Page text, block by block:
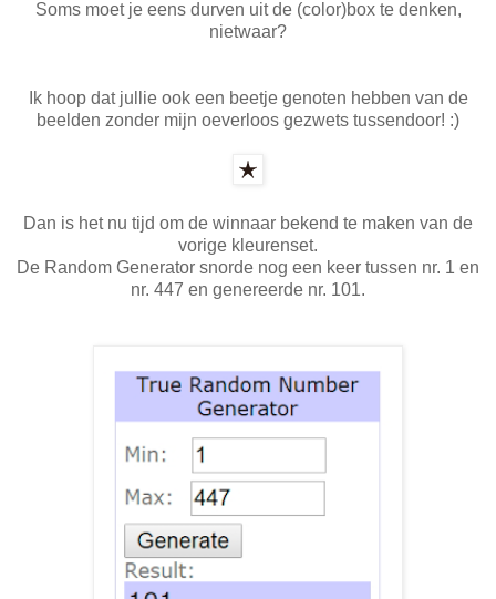
Soms moet je eens durven uit de (color)box te denken,
nietwaar?
Ik hoop dat jullie ook een beetje genoten hebben van de
beelden zonder mijn oeverloos gezwets tussendoor! :)
Dan is het nu tijd om de winnaar bekend te maken van de
vorige kleurenset.
De Random Generator snorde nog een keer tussen nr. 1 en
nr. 447 en genereerde nr. 101.